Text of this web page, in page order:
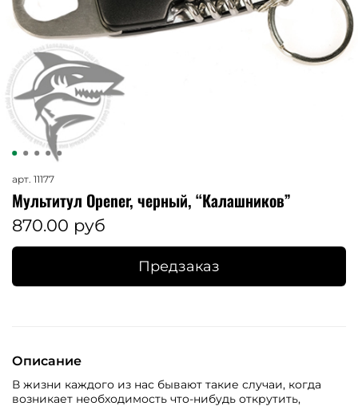
арт. 11177
Мультитул Opener, черный, “Калашников”
870.00 руб
Предзаказ
Описание
В жизни каждого из нас бывают такие случаи, когда
возникает необходимость что-нибудь открутить,